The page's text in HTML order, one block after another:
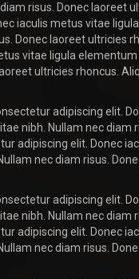
risus. Donec laoreet
iaculis metus vitae
Donec laoreet ultricies
vitae ligula
ultricies rhoncus.
adipiscing elit.
nibh. Nullam nec
adipiscing elit. Donec
nec diam risus.
adipiscing elit.
nibh. Nullam nec
adipiscing elit. Donec
nec diam risus.